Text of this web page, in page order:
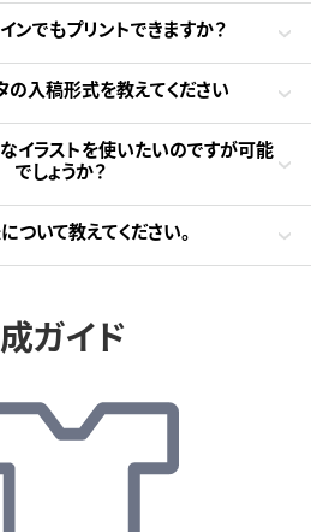
ンでもプリントできますか？
の入稿形式を教えてください
イラストを使いたいのですが可能
でしょうか？
ついて教えてください。
ガイド